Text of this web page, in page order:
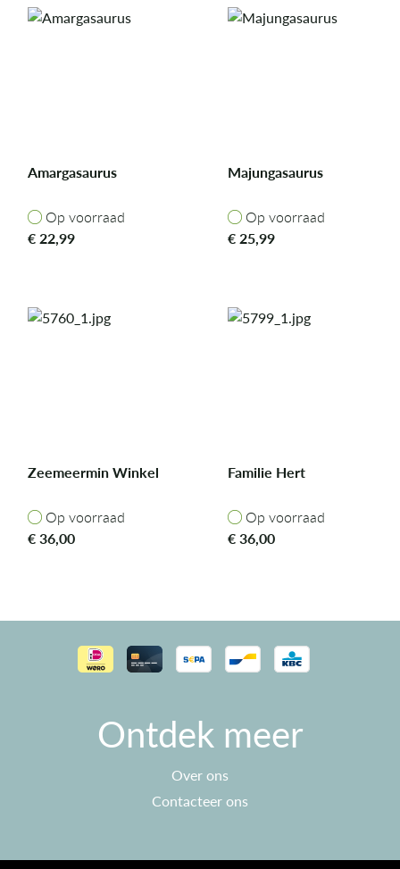
Amargasaurus
Op voorraad
Op voorraad
€22,99
Majungasaurus
Op voorraad
Op voorraad
€25,99
Zeemeermin Winkel
Op voorraad
Op voorraad
€36,00
Familie Hert
Op voorraad
Op voorraad
€36,00
Ontdek meer
Over ons
Contacteer ons